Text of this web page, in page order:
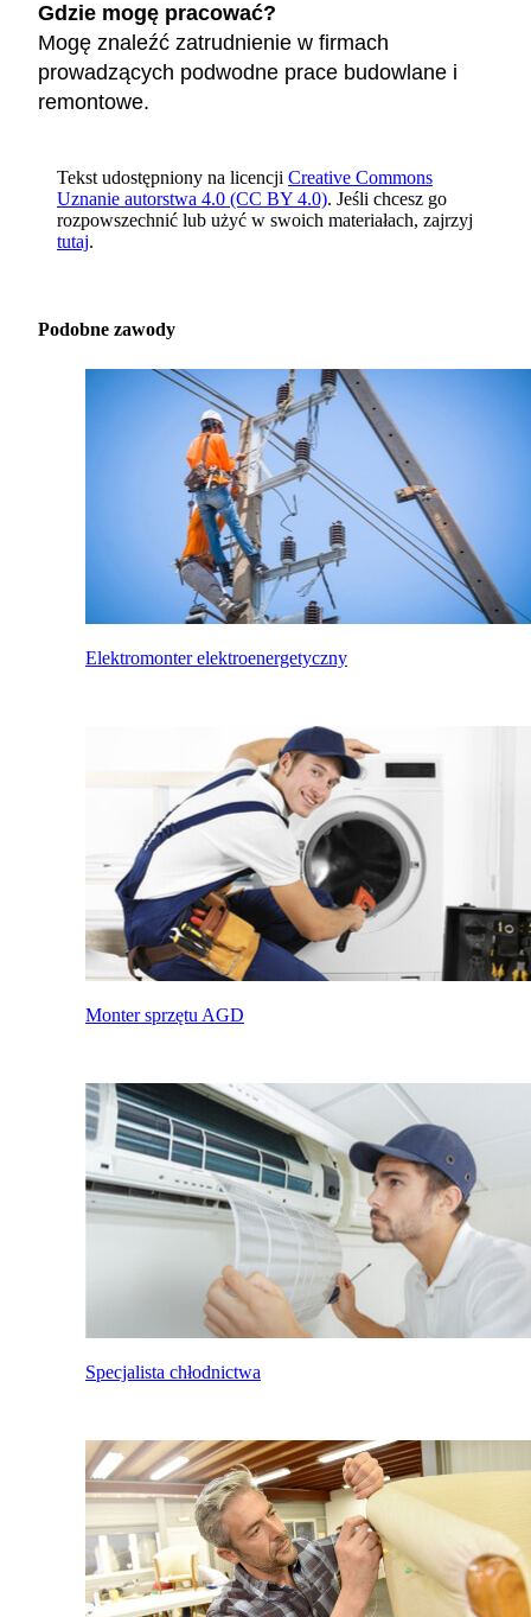
Gdzie mogę pracować?
Mogę znaleźć zatrudnienie w firmach
prowadzących podwodne prace budowlane i
remontowe.
Tekst udostępniony na licencji Creative Commons
Uznanie autorstwa 4.0 (CC BY 4.0). Jeśli chcesz go
rozpowszechnić lub użyć w swoich materiałach, zajrzyj
tutaj.
Podobne zawody
Elektromonter elektroenergetyczny
Monter sprzętu AGD
Specjalista chłodnictwa